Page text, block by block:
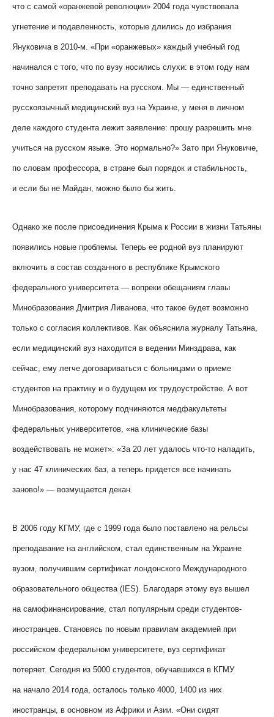
что с самой «оранжевой революции» 2004 года чувствовала
угнетение и подавленность, которые длились до избрания
Януковича в 2010-м. «При «оранжевых» каждый учебный год
начинался с того, что по вузу носились слухи: в этом году нам
точно запретят преподавать на русском. Мы — единственный
русскоязычный медицинский вуз на Украине, у меня в личном
деле каждого студента лежит заявление: прошу разрешить мне
учиться на русском языке. Это нормально?» Зато при Януковиче,
по словам профессора, в стране был порядок и стабильность,
и если бы не Майдан, можно было бы жить.
Однако же после присоединения Крыма к России в жизни Татьяны
появились новые проблемы. Теперь ее родной вуз планируют
включить в состав созданного в республике Крымского
федерального университета — вопреки обещаниям главы
Минобразования Дмитрия Ливанова, что такое будет возможно
только с согласия коллективов. Как объяснила журналу Татьяна,
если медицинский вуз находится в ведении Минздрава, как
сейчас, ему легче договариваться с больницами о приеме
студентов на практику и о будущем их трудоустройстве. А вот
Минобразования, которому подчиняются медфакультеты
федеральных университетов, «на клинические базы
воздействовать не может»: «За 20 лет удалось что-то наладить,
у нас 47 клинических баз, а теперь придется все начинать
заново!» — возмущается декан.
В 2006 году КГМУ, где с 1999 года было поставлено на рельсы
преподавание на английском, стал единственным на Украине
вузом, получившим сертификат лондонского Международного
образовательного общества (IES). Благодаря этому вуз вышел
на самофинансирование, стал популярным среди студентов-
иностранцев. Становясь по новым правилам академией при
российском федеральном университете, вуз сертификат
потеряет. Сегодня из 5000 студентов, обучавшихся в КГМУ
на начало 2014 года, осталось только 4000, 1400 из них
иностранцы, в основном из Африки и Азии. «Они сидят